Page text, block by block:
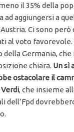
il 35% della
ad aggiungersi a
Ci sono però
al voto favorevole.
della Germania, che
chiara. Un sì
ostacolare il
, che insieme
dell’Fpd